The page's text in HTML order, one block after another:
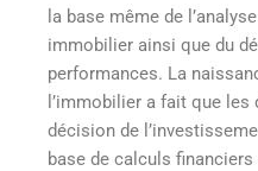
la base même de
immobilier ainsi que du
performances. La
l’immobilier a fait que
décision de
base de calculs